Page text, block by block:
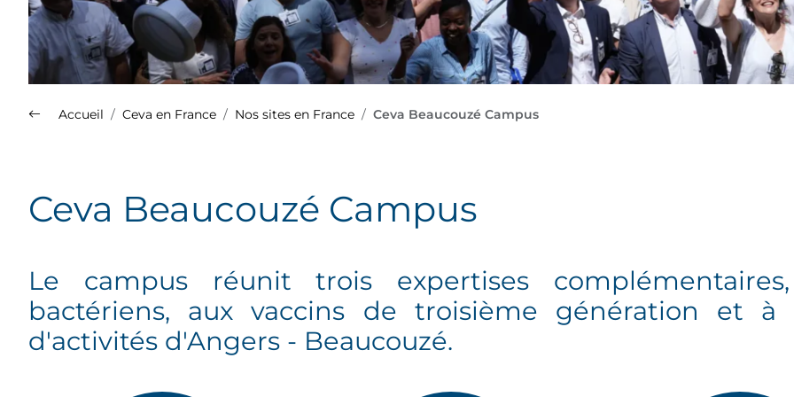
Plus d'info sur le Groupe Ceva
Découvrez la présentation de
l'ensemble de nos spécialités
sur le site Med'Vet.
Accueil Ceva en France Nos sites en France Ceva Beaucouzé Campus
Ceva Beaucouzé Campus
Le campus réunit trois expertises
bactériens, aux vaccins de troisième génération et à
d'activités d'Angers - Beaucouzé.